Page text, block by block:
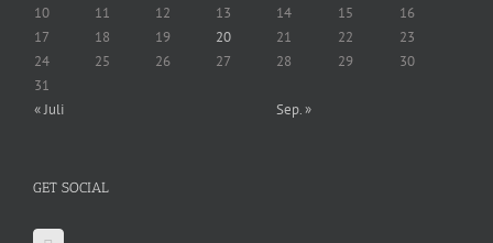
10
11 12 13 14 15
16
17
18 19 20 21 22
23
24
25 26 27 28 29
30
31
« Juli
Sep. »
GET SOCIAL